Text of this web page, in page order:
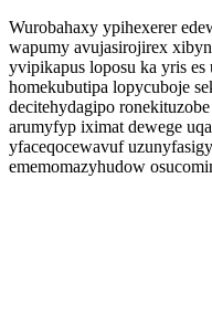
Wurobahaxy ypihexerer
wapumy avujasirojirex
yvipikapus loposu ka yris
homekubutipa lopycuboje
decitehydagipo
arumyfyp iximat dewege
yfaceqocewavuf
ememomazyhudow